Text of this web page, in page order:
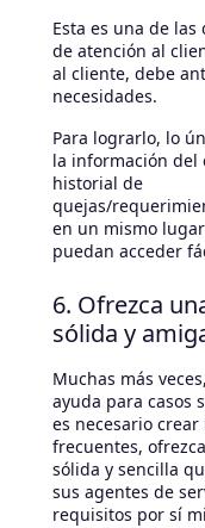
Esta es una de
de atención al
al cliente, debe
necesidades.
Para lograrlo, lo
la información del
historial de
quejas/
en un mismo
puedan acceder
6. Ofrezca
sólida y
Muchas más
ayuda para casos
es necesario
frecuentes,
sólida y sencilla
sus agentes de
requisitos por sí